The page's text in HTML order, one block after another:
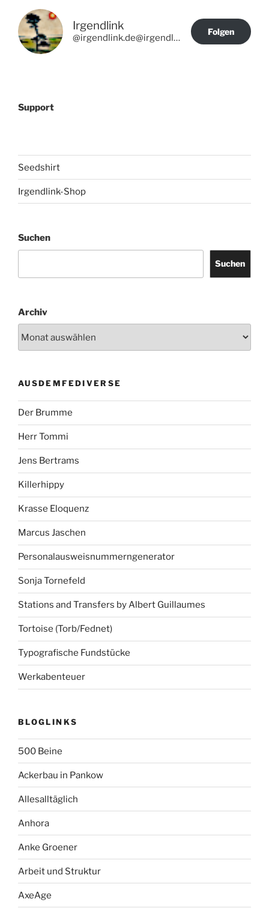
Irgendlink
@irgendlink.de@irgendlink.de
Folgen
Support
Seedshirt
Irgendlink-Shop
Suchen
Suchen
Archiv
AUSDEMFEDIVERSE
Der Brumme
Herr Tommi
Jens Bertrams
Killerhippy
Krasse Eloquenz
Marcus Jaschen
Personalausweisnummerngenerator
Sonja Tornefeld
Stations and Transfers by Albert Guillaumes
Tortoise (Torb/Fednet)
Typografische Fundstücke
Werkabenteuer
BLOGLINKS
500 Beine
Ackerbau in Pankow
Allesalltäglich
Anhora
Anke Groener
Arbeit und Struktur
AxeAge